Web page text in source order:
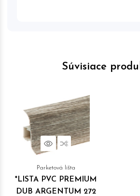
Súvisiace
NáhľadPorovnať
Parketová lišta
*LISTA PVC PREMIUM
DUB ARGENTUM 272